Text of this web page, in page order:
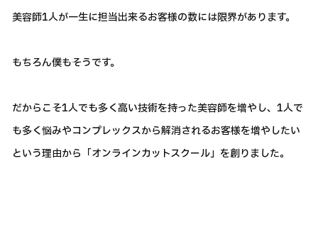
美容師1人が一生に担当出来るお客様の数には限界があります。
もちろん僕もそうです。
だからこそ1人でも多く高い技術を持った美容師を増やし、1人で
も多く悩みやコンプレックスから解消されるお客様を増やしたい
という理由から「オンラインカットスクール」を創りました。